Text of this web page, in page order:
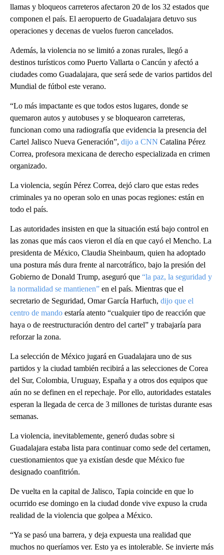
llamas y bloqueos carreteros afectaron 20 de los 32 estados que
componen el país. El aeropuerto de Guadalajara detuvo sus
operaciones y decenas de vuelos fueron cancelados.
Además, la violencia no se limitó a zonas rurales, llegó a
destinos turísticos como Puerto Vallarta o Cancún y afectó a
ciudades como Guadalajara, que será sede de varios partidos del
Mundial de fútbol este verano.
“Lo más impactante es que todos estos lugares, donde se
quemaron autos y autobuses y se bloquearon carreteras,
funcionan como una radiografía que evidencia la presencia del
Cartel Jalisco Nueva Generación”, dijo a CNN Catalina Pérez
Correa, profesora mexicana de derecho especializada en crimen
organizado.
La violencia, según Pérez Correa, dejó claro que estas redes
criminales ya no operan solo en unas pocas regiones: están en
todo el país.
Las autoridades insisten en que la situación está bajo control en
las zonas que más caos vieron el día en que cayó el Mencho. La
presidenta de México, Claudia Sheinbaum, quien ha adoptado
una postura más dura frente al narcotráfico, bajo la presión del
Gobierno de Donald Trump, aseguró que “la paz, la seguridad y
la normalidad se mantienen” en el país. Mientras que el
secretario de Seguridad, Omar García Harfuch, dijo que el
centro de mando estaría atento “cualquier tipo de reacción que
haya o de reestructuración dentro del cartel” y trabajaría para
reforzar la zona.
La selección de México jugará en Guadalajara uno de sus
partidos y la ciudad también recibirá a las selecciones de Corea
del Sur, Colombia, Uruguay, España y a otros dos equipos que
aún no se definen en el repechaje. Por ello, autoridades estatales
esperan la llegada de cerca de 3 millones de turistas durante esas
semanas.
La violencia, inevitablemente, generó dudas sobre si
Guadalajara estaba lista para continuar como sede del certamen,
cuestionamientos que ya existían desde que México fue
designado coanfitrión.
De vuelta en la capital de Jalisco, Tapia coincide en que lo
ocurrido ese domingo en la ciudad donde vive expuso la cruda
realidad de la violencia que golpea a México.
“Ya se pasó una barrera, y deja expuesta una realidad que
muchos no queríamos ver. Esto ya es intolerable. Se invierte más